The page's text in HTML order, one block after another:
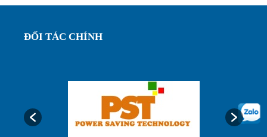
Ống luôn dây điện, ống ruột gà lõi thép bọc nhựa
phi32...
ĐỐI TÁC CHÍNH